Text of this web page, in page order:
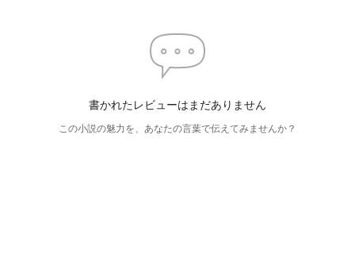
書かれたレビューはまだありません
この小説の魅力を、あなたの言葉で伝えてみませんか？